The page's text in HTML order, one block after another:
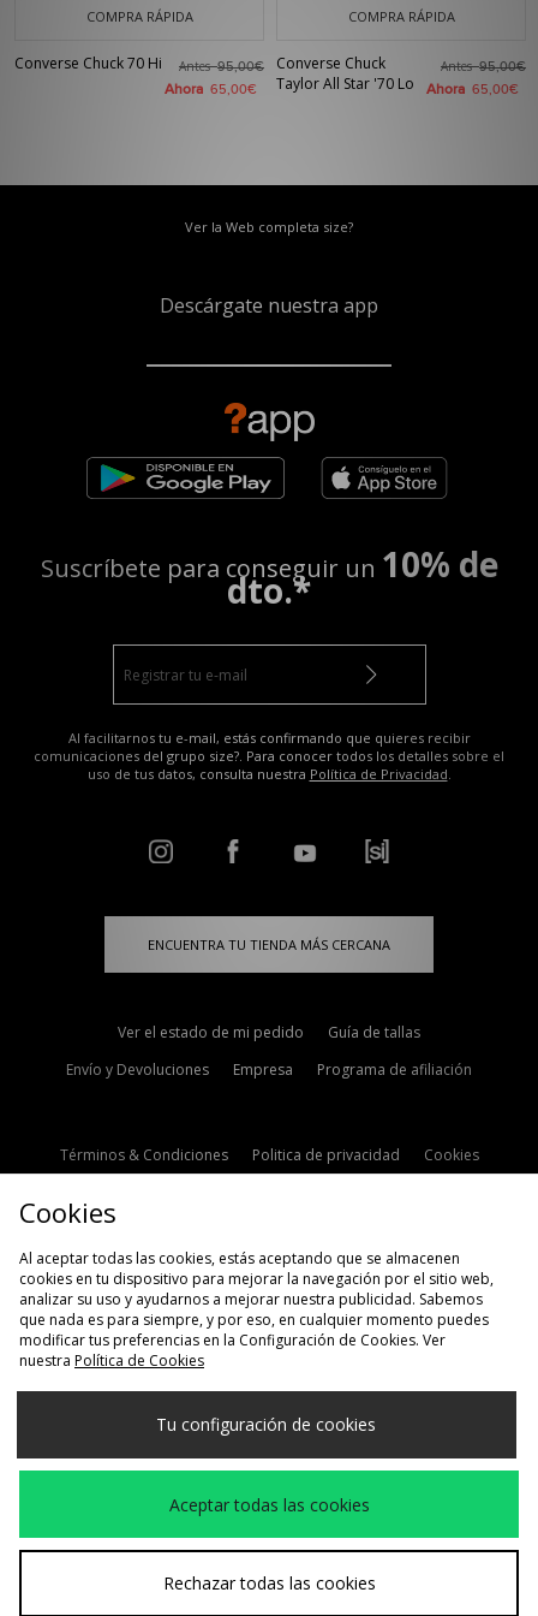
COMPRA RÁPIDA
Converse Chuck 70 Hi Antes95,00€
Ahora 65,00€
COMPRA RÁPIDA
Converse Chuck
Taylor All Star '70 Lo
Antes95,00€
Ahora 65,00€
Ver la Web completa size?
Descárgate nuestra app
Suscríbete para conseguir un 10% de
dto.*
Al facilitarnos tu e-mail, estás confirmando que quieres recibir
comunicaciones del grupo size?. Para conocer todos los detalles sobre el
uso de tus datos, consulta nuestra Política de Privacidad.
ENCUENTRA TU TIENDA MÁS CERCANA
Ver el estado de mi pedido
Guía de tallas
Envío y Devoluciones
Empresa Programa de afiliación
Términos & Condiciones Politica de privacidad
Cookies
Selecciona País
España
Aceptamos las siguientes formas de pago
Visita nuestra página corporativa en www.jdplc.com
Cookies
Al aceptar todas las cookies, estás aceptando que se almacenen
cookies en tu dispositivo para mejorar la navegación por el sitio web,
analizar su uso y ayudarnos a mejorar nuestra publicidad. Sabemos
que nada es para siempre, y por eso, en cualquier momento puedes
modificar tus preferencias en la Configuración de Cookies. Ver
nuestra Política de Cookies
Tu configuración de cookies
Aceptar todas las cookies
Rechazar todas las cookies